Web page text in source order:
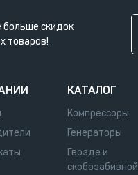
больше скидок
товаров!
КАТАЛОГ
Компрессоры
Генераторы
Гвозде и
скобозабивной